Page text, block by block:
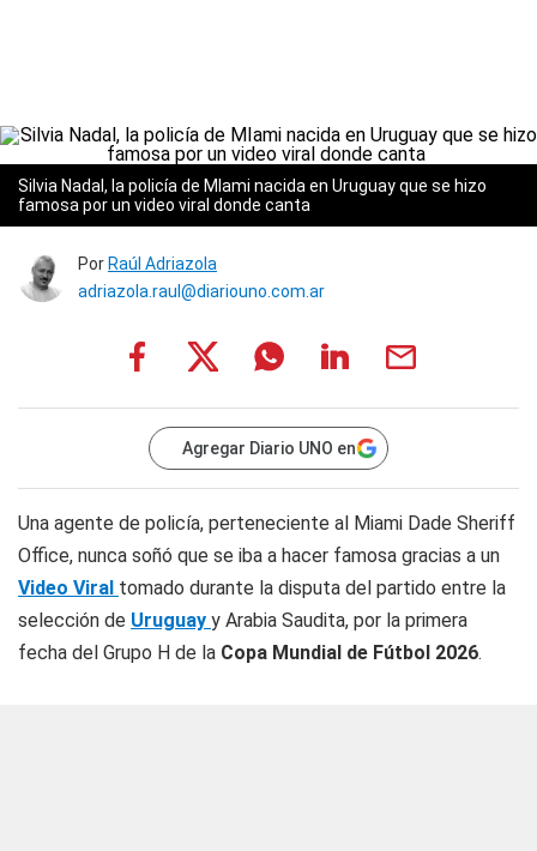
Silvia Nadal, la policía de MIami nacida en Uruguay que se hizo
famosa por un video viral donde canta
Por Raúl Adriazola
adriazola.raul@diariouno.com.ar
Agregar Diario UNO en
Una agente de policía, perteneciente al Miami Dade Sheriff
Office, nunca soñó que se iba a hacer famosa gracias a un
Video Viral tomado durante la disputa del partido entre la
selección de Uruguay y Arabia Saudita, por la primera
fecha del Grupo H de la Copa Mundial de Fútbol 2026.